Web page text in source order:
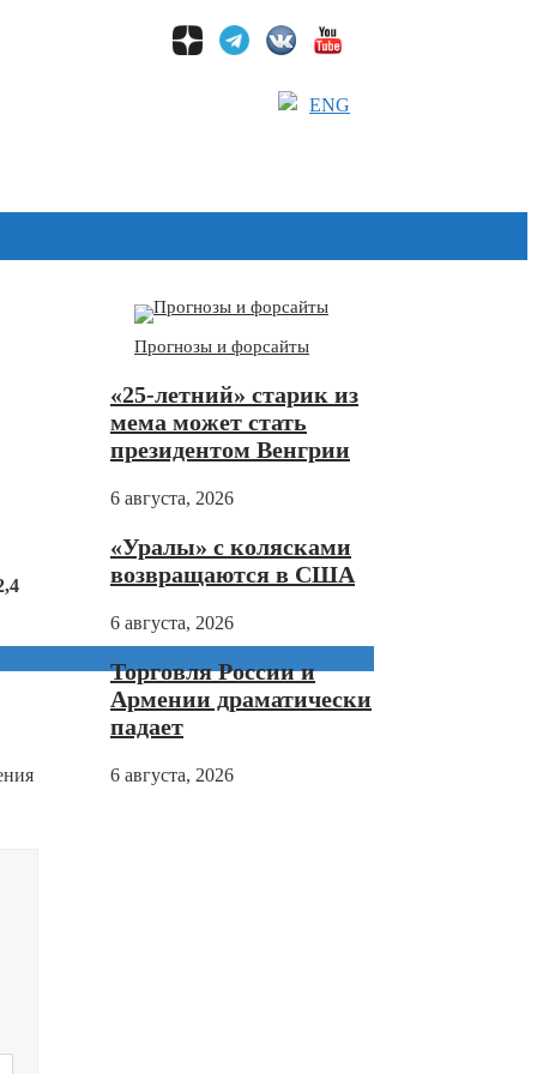
ENG
Прогнозы и форсайты
«25-летний» старик из
мема может стать
президентом Венгрии
6 августа, 2026
«Уралы» с колясками
возвращаются в США
6 августа, 2026
Торговля России и
Армении драматически
падает
6 августа, 2026